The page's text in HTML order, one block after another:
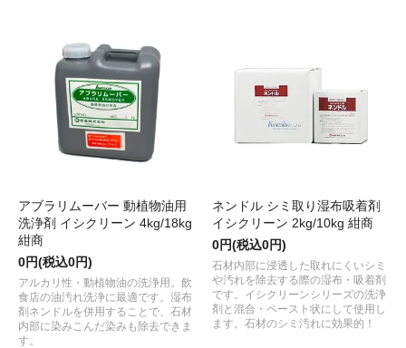
アブラリムーバー 動植物油用
洗浄剤 イシクリーン 4kg/18kg
紺商
0円(税込0円)
アルカリ性・動植物油の洗浄用。飲
食店の油汚れ洗浄に最適です。湿布
剤ネンドルを併用することで、石材
内部に染みこんだ染みも除去できま
す。
ネンドル シミ取り湿布吸着剤
イシクリーン 2kg/10kg 紺商
0円(税込0円)
石材内部に浸透した取れにくいシミ
や汚れを除去する際の湿布・吸着剤
です。イシクリーンシリーズの洗浄
剤と混合・ペースト状にして使用し
ます。石材のシミ汚れに効果的！